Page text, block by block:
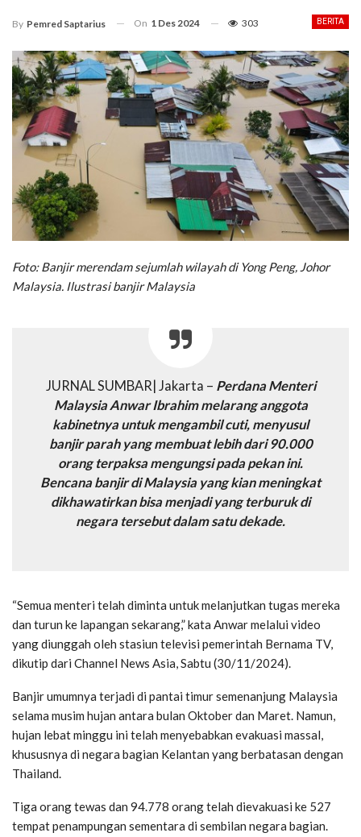
BERITA
By Pemred Saptarius On 1 Des 2024 303
Foto: Banjir merendam sejumlah wilayah di Yong Peng, Johor
Malaysia. Ilustrasi banjir Malaysia
JURNAL SUMBAR| Jakarta – Perdana Menteri
Malaysia Anwar Ibrahim melarang anggota
kabinetnya untuk mengambil cuti, menyusul
banjir parah yang membuat lebih dari 90.000
orang terpaksa mengungsi pada pekan ini.
Bencana banjir di Malaysia yang kian meningkat
dikhawatirkan bisa menjadi yang terburuk di
negara tersebut dalam satu dekade.
“Semua menteri telah diminta untuk melanjutkan tugas mereka
dan turun ke lapangan sekarang,” kata Anwar melalui video
yang diunggah oleh stasiun televisi pemerintah Bernama TV,
dikutip dari Channel News Asia, Sabtu (30/11/2024).
Banjir umumnya terjadi di pantai timur semenanjung Malaysia
selama musim hujan antara bulan Oktober dan Maret. Namun,
hujan lebat minggu ini telah menyebabkan evakuasi massal,
khususnya di negara bagian Kelantan yang berbatasan dengan
Thailand.
Tiga orang tewas dan 94.778 orang telah dievakuasi ke 527
tempat penampungan sementara di sembilan negara bagian.